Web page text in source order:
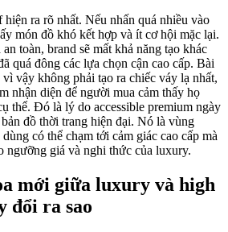
ra rõ nhất. Nếu nhấn quá nhiều vào
món đồ khó kết hợp và ít cơ hội mặc lại.
toàn, brand sẽ mất khả năng tạo khác
quá đông các lựa chọn cận cao cấp. Bài
vậy không phải tạo ra chiếc váy lạ nhất,
nhận diện để người mua cảm thấy họ
thể. Đó là lý do accessible premium ngày
đồ thời trang hiện đại. Nó là vùng
có thể chạm tới cảm giác cao cấp mà
ngưỡng giá và nghi thức của luxury.
mới giữa luxury và high
đổi ra sao